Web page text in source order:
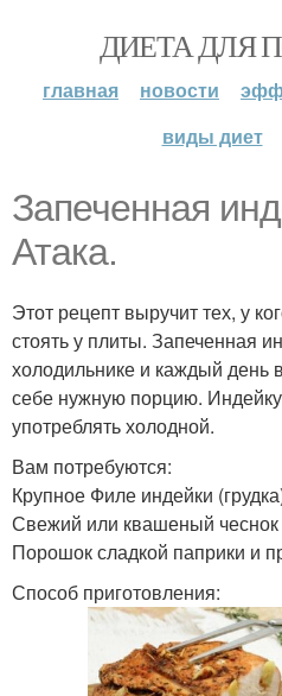
ДИЕТА ДЛЯ
главная новости
виды диет
Запеченная
Атака.
Этот рецепт выручит тех, у
стоять у плиты. Запеченная
холодильнике и каждый день
себе нужную порцию.
употреблять холодной.
Вам потребуются:
Крупное Филе индейки
Свежий или квашеный чеснок
Порошок сладкой паприки и
Способ приготовления: